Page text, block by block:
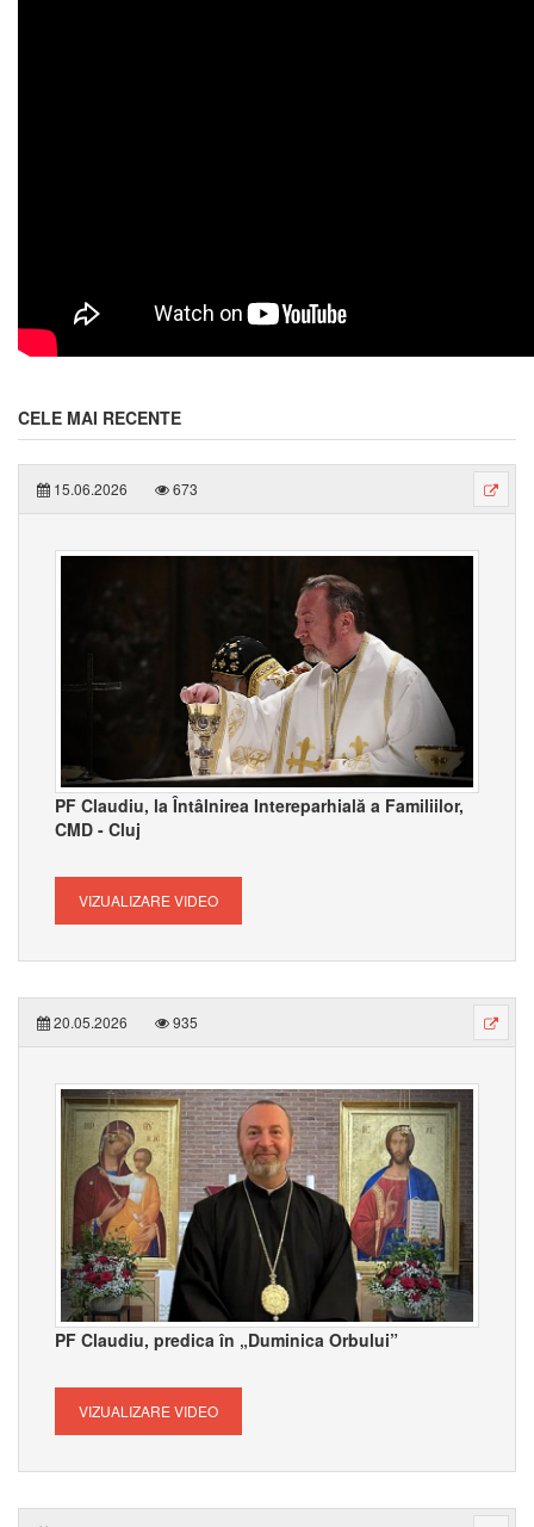
CELE MAI RECENTE
15.06.2026 673
PF Claudiu, la Întâlnirea Intereparhială a Familiilor,
CMD - Cluj
VIZUALIZARE VIDEO
20.05.2026 935
PF Claudiu, predica în „Duminica Orbului”
VIZUALIZARE VIDEO